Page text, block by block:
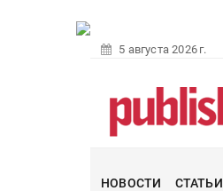
5 августа 2026 г.
НОВОСТИ СТАТЬИ